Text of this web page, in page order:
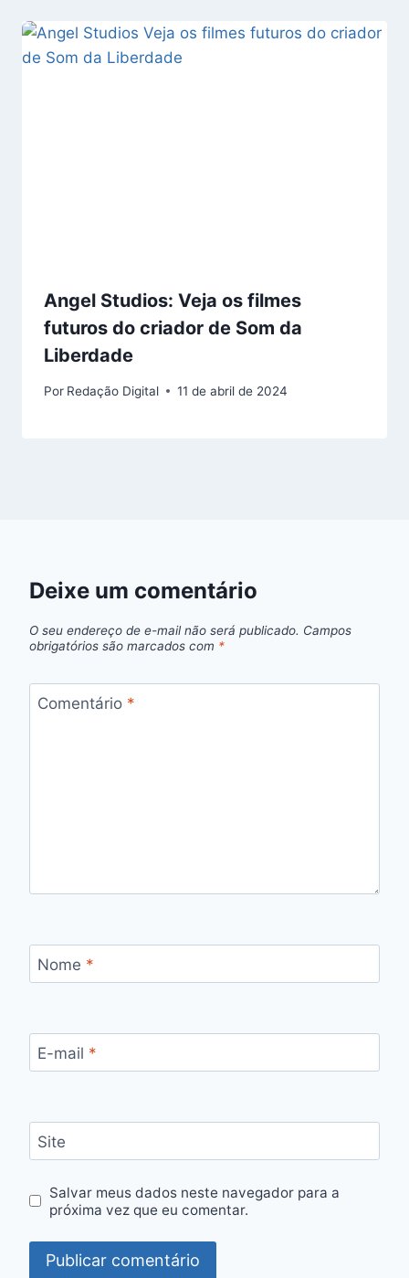
Angel Studios: Veja os filmes
futuros do criador de Som da
Liberdade
Por Redação Digital 11 de abril de 2024
Deixe um comentário
O seu endereço de e-mail não será publicado. Campos
obrigatórios são marcados com *
Comentário *
Nome *
E-mail *
Site
Salvar meus dados neste navegador para a
próxima vez que eu comentar.